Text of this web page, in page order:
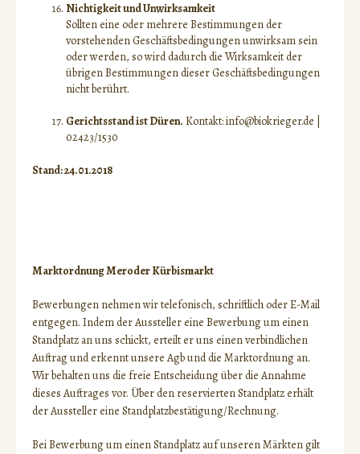
Nichtigkeit und Unwirksamkeit
Sollten eine oder mehrere Bestimmungen der
vorstehenden Geschäftsbedingungen unwirksam sein
oder werden, so wird dadurch die Wirksamkeit der
übrigen Bestimmungen dieser Geschäftsbedingungen
nicht berührt.
Gerichtsstand ist Düren. Kontakt: info@biokrieger.de |
02423/1530
Stand: 24.01.2018
Marktordnung Meroder Kürbismarkt
Bewerbungen nehmen wir telefonisch, schriftlich oder E-Mail
entgegen. Indem der Aussteller eine Bewerbung um einen
Standplatz an uns schickt, erteilt er uns einen verbindlichen
Auftrag und erkennt unsere Agb und die Marktordnung an.
Wir behalten uns die freie Entscheidung über die Annahme
dieses Auftrages vor. Über den reservierten Standplatz erhält
der Aussteller eine Standplatzbestätigung/Rechnung.
Bei Bewerbung um einen Standplatz auf unseren Märkten gilt